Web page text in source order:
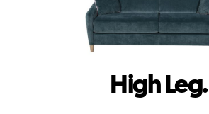
High Leg.